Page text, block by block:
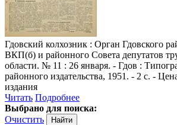
Гдовский колхозник : Орган Гдовского
ВКП(б) и районного Совета депутатов
области. № 11 : 26 января. - Гдов :
районного издательства, 1951. - 2 с. -
издания
Читать Подробнее
Выбрано для поиска:
Очистить